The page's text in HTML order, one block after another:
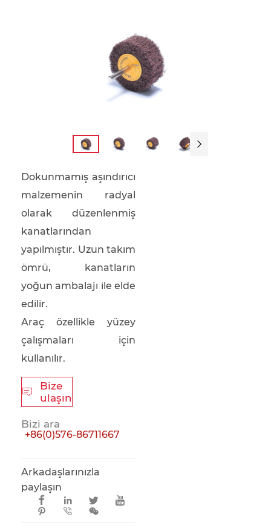

Dokunmamış aşındırıcı
malzemenin radyal
olarak düzenlenmiş
kanatlarından
yapılmıştır. Uzun takım
ömrü, kanatların
yoğun ambalajı ile elde
edilir.
Araç özellikle yüzey
çalışmaları için
kullanılır.

Bize
ulaşın
Bizi ara
+86(0)576-86711667
Arkadaşlarınızla
paylaşın
  


 